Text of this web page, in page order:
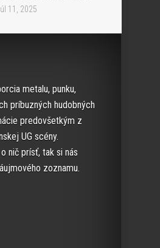
11, 2025
metalu, punku,
príbuzných hudobných
predovšetkým z
UG scény.
nič prísť, tak si nás
zoznamu.